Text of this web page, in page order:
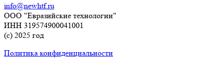
info@newhtf.ru
ООО "Евразийские технологии"
ИНН 319574900041001
(с) 2025 год
Политика конфиденциальности